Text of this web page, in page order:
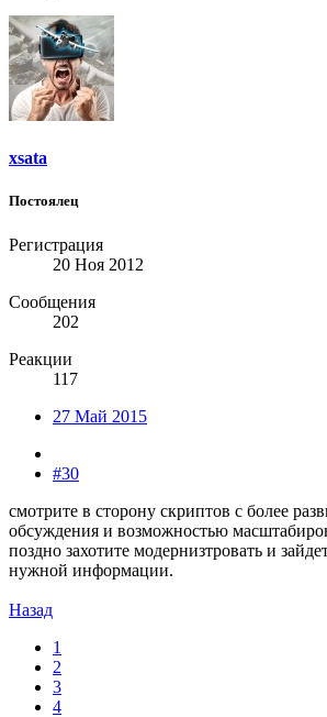
xsata
Постоялец
Регистрация
20 Ноя 2012
Сообщения
202
Реакции
117
27 Май 2015
#30
смотрите в сторону скриптов с более
обсуждения и возможностью
поздно захотите модернизтровать и
нужной информации.
Назад
1
2
3
4